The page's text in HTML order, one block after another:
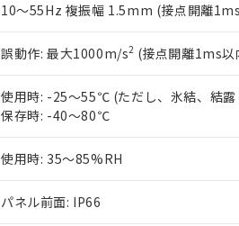
10～55Hz 複振幅 1.5mm (接点開離
誤動作: 最大1000m/s2 (接点開離1ms以
使用時: -25～55℃ (ただし、氷結、結露
保存時: -40～80℃
使用時: 35～85%RH
パネル前面: IP66
既に当社にて対応品への在庫切替
り割愛しております。